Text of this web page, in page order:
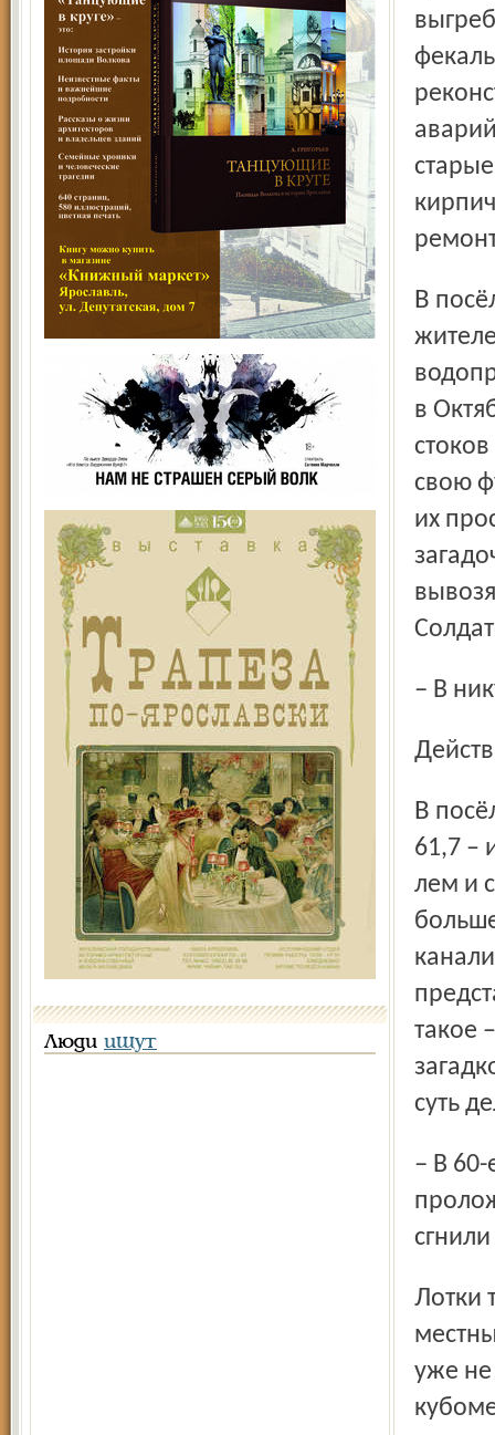
Люди ищут
В посёлке Октябрь, как и в Мокеихе, девяносто процентов
в
свою
их
– В
В посёлке Волга процент «пользователей» канализацией
61,7 –
лем и
такое
суть
– В 60-е годы на улице Ленина между колодцами
Лотки требуют незамедлительной замены. Также и
уже не